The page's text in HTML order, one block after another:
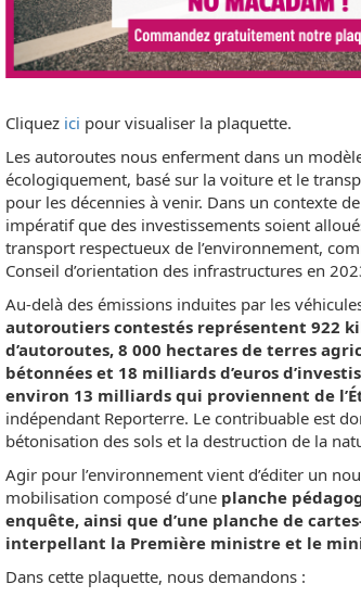
Cliquez ici pour visualiser la plaquette.
Les autoroutes nous enferment dans un
écologiquement, basé sur la voiture et le
pour les décennies à venir. Dans un contexte
impératif que des investissements soient
transport respectueux de l’environnement,
Conseil d’orientation des infrastructures en
Au-delà des émissions induites par les
autoroutiers contestés représentent 922
d’autoroutes, 8 000 hectares de terres
bétonnées et 18 milliards d’euros
environ 13 milliards qui proviennent de
indépendant Reporterre. Le contribuable est
bétonisation des sols et la destruction de la
Agir pour l’environnement vient d’éditer un
mobilisation composé d’une planche
enquête, ainsi que d’une planche de
interpellant la Première ministre et le
Dans cette plaquette, nous demandons :